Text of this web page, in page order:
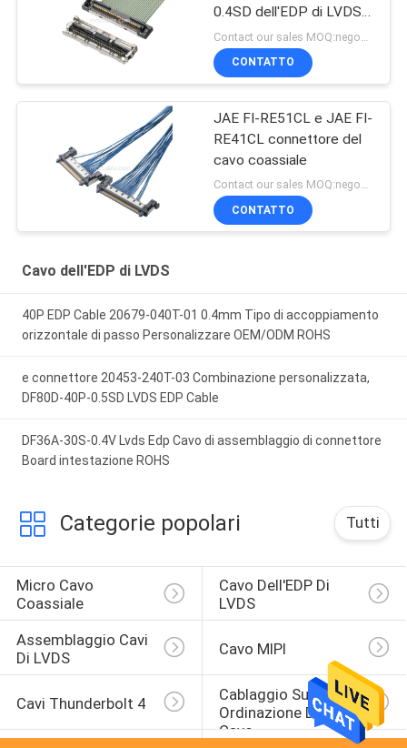
0.4SD dell'EDP di LVDS il
micro ha personalizzato
la lunghezza
CONTATTO
JAE FI-RE51CL e JAE FI-
RE41CL connettore del
cavo coassiale
Contact our sales MOQ:negoziabile
CONTATTO
Cavo dell'EDP di LVDS
40P EDP Cable 20679-040T-01 0.4mm Tipo di accoppiamento
orizzontale di passo Personalizzare OEM/ODM ROHS
e connettore 20453-240T-03 Combinazione personalizzata,
DF80D-40P-0.5SD LVDS EDP Cable
DF36A-30S-0.4V Lvds Edp Cavo di assemblaggio di connettore
Board intestazione ROHS
Categorie popolari Tutti
Micro Cavo
Coassiale
Cavo Dell'EDP Di
LVDS
Assemblaggio Cavi
Di LVDS
Cavo MIPI
Cavi Thunderbolt 4
Cablaggio Su
Ordinazione Del
Cavo